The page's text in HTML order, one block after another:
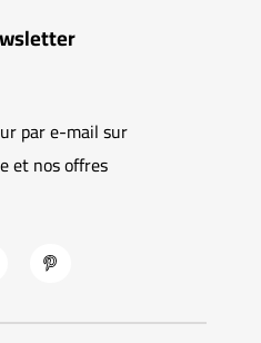
par e-mail sur
et nos offres